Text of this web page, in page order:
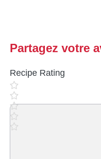
Partagez votre
Recipe Rating
Commentaire